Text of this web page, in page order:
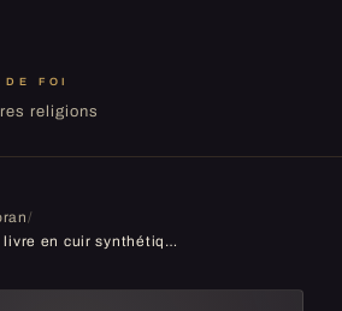
FOI
religions
/
Kuiaobaty Housse de livre en cuir synthétique avec poche intérieure pour stylo, protecteur de livre pour livres de bible, roman, carnet de notes, couverture de livre pour cadeaux livresques, marron